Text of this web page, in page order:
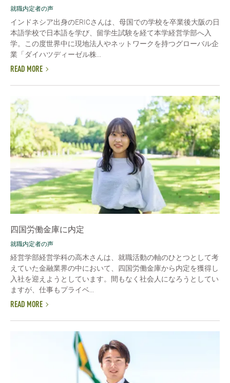
就職内定者の声
インドネシア出身のERICさんは、母国での学校を卒業後大阪の日
本語学校で日本語を学び、留学生試験を経て本学経営学部へ入
学。この度世界中に現地法人やネットワークを持つグローバル企
業「ダイハツディーゼル株...
READ MORE
四国労働金庫に内定
就職内定者の声
経営学部経営学科の高木さんは、就職活動の軸のひとつとして考
えていた金融業界の中において、四国労働金庫から内定を獲得し
入社を迎えようとしています。間もなく社会人になろうとしてい
ますが、仕事もプライベ...
READ MORE